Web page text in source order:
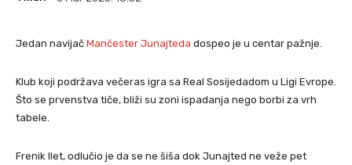
Jedan navijač Mančester Junajteda dospeo je u centar pažnje.
Klub koji podržava večeras igra sa Real Sosijedadom u Ligi Evrope.
Što se prvenstva tiče, bliži su zoni ispadanja nego borbi za vrh
tabele.
Frenik Ilet, odlučio je da se ne šiša dok Junajted ne veže pet